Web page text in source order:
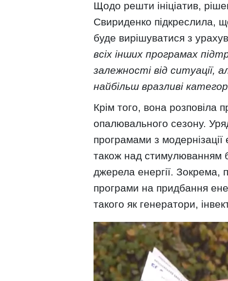
Щодо решти ініціатив,
Свириденко підкреслила,
буде вирішуватися з
всіх інших програмах
залежності від ситуації,
найбільш вразливі
Крім того, вона розповіла
опалювального сезону.
програмами з
також над стимулюванням
джерела енергії. Зокрема,
програми на придбання
такого як генератори,